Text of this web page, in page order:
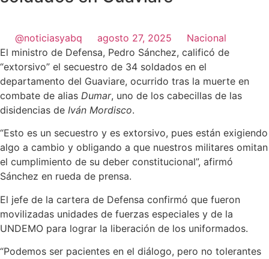
@noticiasyabq agosto 27, 2025
Nacional
El ministro de Defensa, Pedro Sánchez, calificó de
“extorsivo” el secuestro de 34 soldados en el
departamento del Guaviare, ocurrido tras la muerte en
combate de alias Dumar, uno de los cabecillas de las
disidencias de Iván Mordisco.
“Esto es un secuestro y es extorsivo, pues están exigiendo
algo a cambio y obligando a que nuestros militares omitan
el cumplimiento de su deber constitucional”, afirmó
Sánchez en rueda de prensa.
El jefe de la cartera de Defensa confirmó que fueron
movilizadas unidades de fuerzas especiales y de la
UNDEMO para lograr la liberación de los uniformados.
“Podemos ser pacientes en el diálogo, pero no tolerantes